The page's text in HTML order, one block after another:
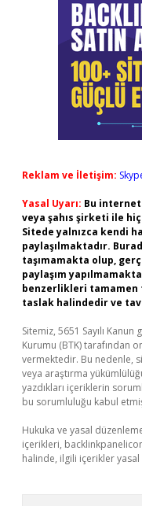
Reklam ve İletişim:
Yasal Uyarı: Bu
veya şahıs şirketi ile
Sitede yalnızca kendi
paylaşılmaktadır.
taşımamakta olup,
paylaşım
benzerlikleri
taslak halindedir ve
Sitemiz, 5651 Sayılı
Kurumu (BTK) tarafından
vermektedir. Bu nedenle,
veya araştırma
yazdıkları içeriklerin
bu sorumluluğu kabul
Hukuka ve yasal
içerikleri,
halinde, ilgili içerikler yasal